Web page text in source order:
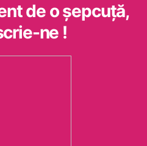
de o şepcuţă,
ne !